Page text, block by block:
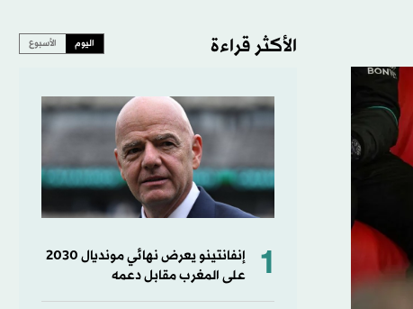
الأكثر قراءة اليوم الأسبوع
1
إنفانتينو يعرض نهائي مونديال 2030
على المغرب مقابل دعمه